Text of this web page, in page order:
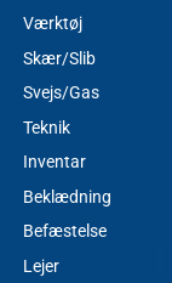
Værktøj
Skær/Slib
Svejs/Gas
Teknik
Inventar
Beklædning
Befæstelse
Lejer